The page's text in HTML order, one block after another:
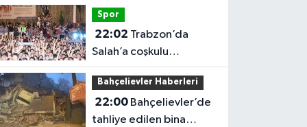
Spor
22:02
Salah’a coşkulu
karşılama
Bahçelievler Haberleri
22:00Bahçelievler’de
tahliye edilen bina